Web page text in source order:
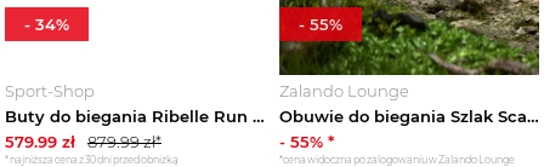
Sport-Shop
Buty do biegania Ribelle Run GTX Scarpa Niebieski
579.99 zł 879.99zł*
*najniższa cena z 30 dni przed obniżką
- 34%
Zalando Lounge
Obuwie do biegania Szlak Scarpa biały
- 55% *
*cena widoczna po zalogowaniu w Zalando Lounge
- 55%